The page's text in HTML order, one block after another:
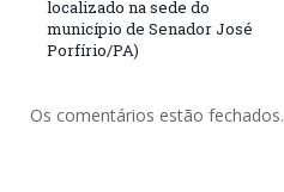
localizado na sede do
município de Senador José
Porfírio/PA)
Os comentários estão fechados.